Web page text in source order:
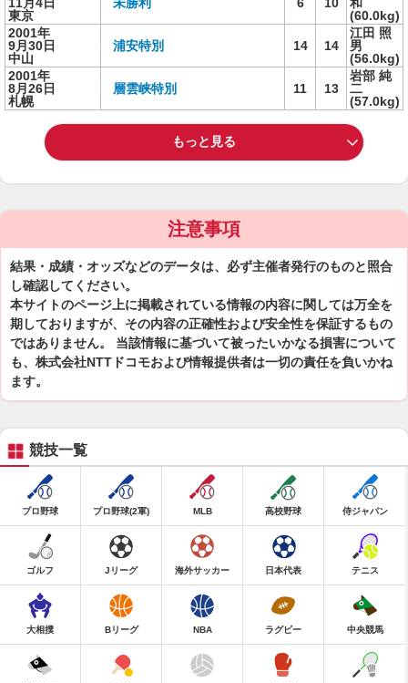
東京
(60.0kg)
2001年
9月30日
中山
浦安特別 14 14
江田 照
男
(56.0kg)
2001年
8月26日
札幌
層雲峡特別 11 13
岩部 純
二
(57.0kg)
もっと見る
注意事項
結果・成績・オッズなどのデータは、必ず主催者発行のものと照合
し確認してください。
本サイトのページ上に掲載されている情報の内容に関しては万全を
期しておりますが、その内容の正確性および安全性を保証するもの
ではありません。 当該情報に基づいて被ったいかなる損害について
も、株式会社NTTドコモおよび情報提供者は一切の責任を負いかね
ます。
競技一覧
プロ野球 プロ野球(2軍) MLB 高校野球 侍ジャパン
ゴルフ Jリーグ 海外サッカー 日本代表 テニス
大相撲 Bリーグ NBA ラグビー 中央競馬